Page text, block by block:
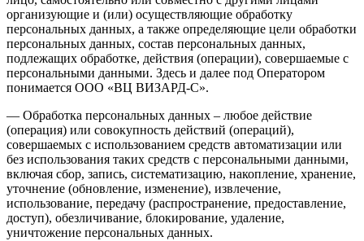
организующие и (или) осуществляющие обработку
персональных данных, а также определяющие цели обработки
персональных данных, состав персональных данных,
подлежащих обработке, действия (операции), совершаемые с
персональными данными. Здесь и далее под Оператором
понимается ООО «ВЦ ВИЗАРД-С».
— Обработка персональных данных – любое действие
(операция) или совокупность действий (операций),
совершаемых с использованием средств автоматизации или
без использования таких средств с персональными данными,
включая сбор, запись, систематизацию, накопление, хранение,
уточнение (обновление, изменение), извлечение,
использование, передачу (распространение, предоставление,
доступ), обезличивание, блокирование, удаление,
уничтожение персональных данных.